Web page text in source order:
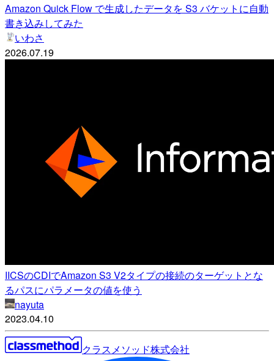
Amazon Quick Flow で生成したデータを S3 バケットに自動
書き込みしてみた
いわさ
2026.07.19
IICSのCDIでAmazon S3 V2タイプの接続のターゲットとな
るパスにパラメータの値を使う
nayuta
2023.04.10
クラスメソッド株式会社